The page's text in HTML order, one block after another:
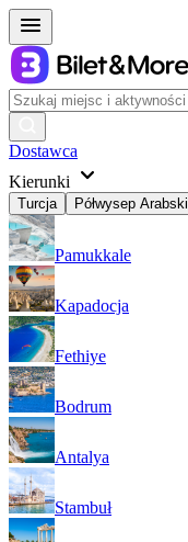
Dostawca
Kierunki
Turcja Półwysep Arabski
Pamukkale
Kapadocja
Fethiye
Bodrum
Antalya
Stambuł